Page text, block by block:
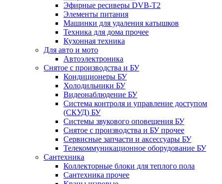
Эфирные ресиверы DVB-T2
Элементы питания
Машинки для удаления катышков
Техника для дома прочее
Кухонная техника
Для авто и мото
Автоэлектроника
Снятое с производства и БУ
Кондиционеры БУ
Холодильники БУ
Видеонаблюдение БУ
Система контроля и управление доступом
(СКУД) БУ
Системы звукового оповещения БУ
Снятое с производства и БУ прочее
Сервисные запчасти и аксессуары БУ
Телекоммуникационное оборудование БУ
Сантехника
Коллекторные блоки для теплого пола
Сантехника прочее